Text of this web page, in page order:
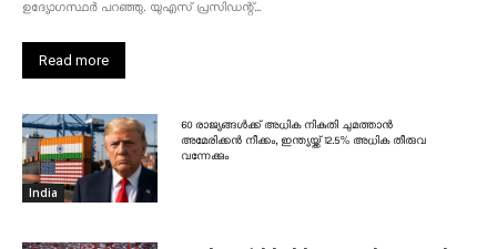
ഉദ്യോഗസ്ഥർ പറഞ്ഞു. യുഎസ് പ്രസിഡന്റ്...
Read more
India
60 രാജ്യങ്ങൾക്ക് അധിക നികുതി ചുമത്താൻ
അമേരിക്കൻ നീക്കം, ഇന്ത്യയ്ക്ക് 12.5% അധിക തീരുവ
വന്നേക്കും